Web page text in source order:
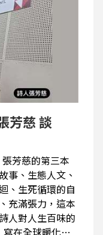
他以自己「所
語詩的新風景，
代的技藝，以南
禁的失落靈魂。
而傳神地讀出他
中時報系編輯主
、童話、地方
獎、中華文學敘
芳慈 談
事、生態人文、
、生死循環的自
充滿張力，這本
人對人生百味的